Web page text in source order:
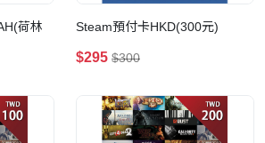
荷林
Steam預付卡HKD(300元)
$295 $300